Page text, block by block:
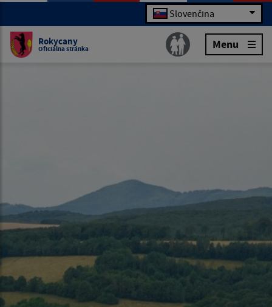
Slovenčina
Rokycany
Oficiálna stránka Menu